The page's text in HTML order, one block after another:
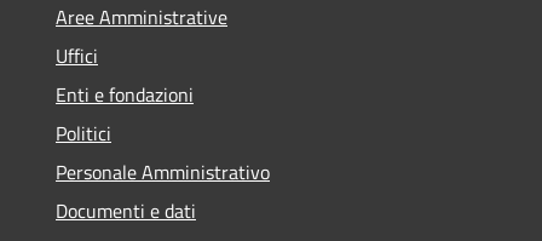
Aree Amministrative
Uffici
Enti e fondazioni
Politici
Personale Amministrativo
Documenti e dati